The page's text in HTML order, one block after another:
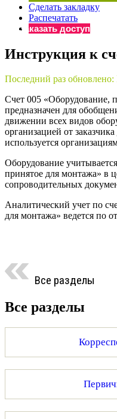
Бератор
«Практическая
«Нормативные акты
«Практическая
Онлайн-сервисы
Просто заполните
Сделать закладку
Распечатать
Заказать доступ
Инструкция к
Последний раз обновлено:
Счет 005 «Оборудование,
предназначен для
движении всех видов
организацией от
используется
Оборудование
принятое для монтажа» в
сопроводительных
Аналитический учет по
для монтажа» ведется по
Все разделы
Все разделы